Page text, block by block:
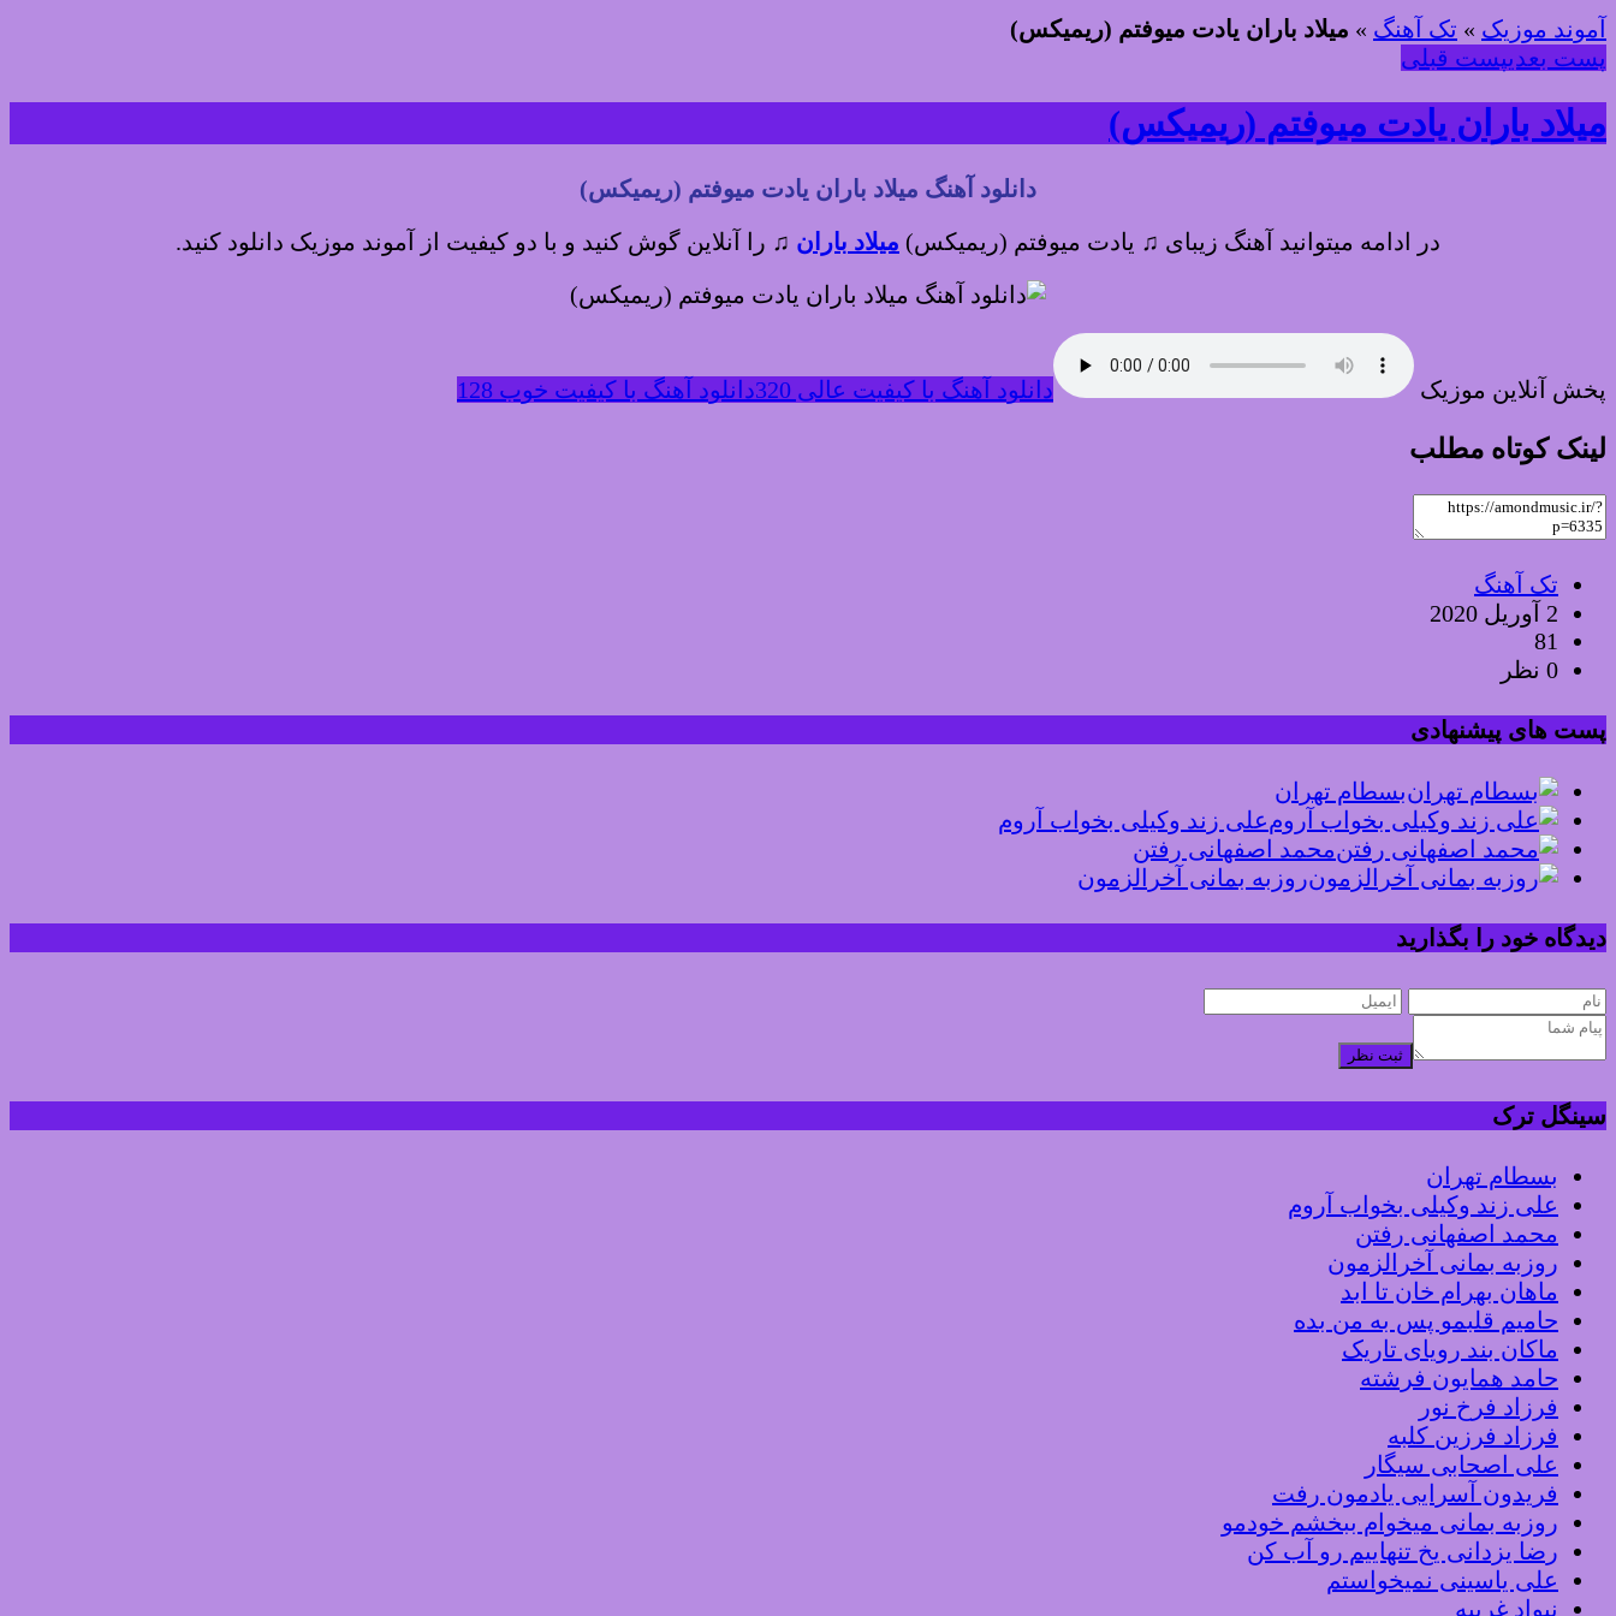
آموند موزیک » تک آهنگ » میلاد باران یادت میوفتم (ریمیکس)
پست بعدیپست قبلی
میلاد باران یادت میوفتم (ریمیکس)
دانلود آهنگ میلاد باران یادت میوفتم (ریمیکس)
در ادامه میتوانید آهنگ زیبای ♫ یادت میوفتم (ریمیکس) میلاد باران ♫ را آنلاین گوش کنید و با دو کیفیت از آموند موزیک دانلود کنید.
پخش آنلاین موزیک دانلود آهنگ با کیفیت عالی 320 دانلود آهنگ با کیفیت خوب 128
لینک کوتاه مطلب
تک آهنگ
2 آوریل 2020
81
0 نظر
پست های پیشنهادی
بسطام تهران
علی زند وکیلی بخواب آروم
محمد اصفهانی رفتن
روزبه بمانی آخرالزمون
دیدگاه خود را بگذارید
ثبت نظر
سینگل ترک
بسطام تهران
علی زند وکیلی بخواب آروم
محمد اصفهانی رفتن
روزبه بمانی آخرالزمون
ماهان بهرام خان تا ابد
حامیم قلبمو پس به من بده
ماکان بند رویای تاریک
حامد همایون فرشته
فرزاد فرخ نور
فرزاد فرزین کلبه
علی اصحابی سیگار
فریدون آسرایی یادمون رفت
روزبه بمانی میخوام ببخشم خودمو
رضا یزدانی یخ تنهاییم رو آب کن
علی یاسینی نمیخواستم
نیواد غریبه